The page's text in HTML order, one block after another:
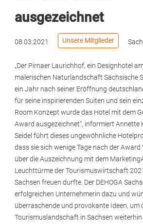
ausgezeichnet
08.03.2021 Unsere Mitglieder
„Der Pirnaer Laurichhof, ein Designhotel
malerischen Naturlandschaft Sächsische
ein Jahr nach seiner Eröffnung
für seine inspirierenden Suiten und sein
Room Konzept wurde das Hotel mit dem
Award ausgezeichnet“, informiert Annette
Seidel führt dieses ungewöhnliche
dass sie sich wenige Tage nach der Award
über die Auszeichnung mit dem
Leuchttürme der Tourismuswirtschaft
Sachsen freuen durfte. Der DEHOGA
erfolgreichen Unternehmerin dazu und
überraschende und provokante Ideen, um
Tourismuslandschaft in Sachsen weiterhin